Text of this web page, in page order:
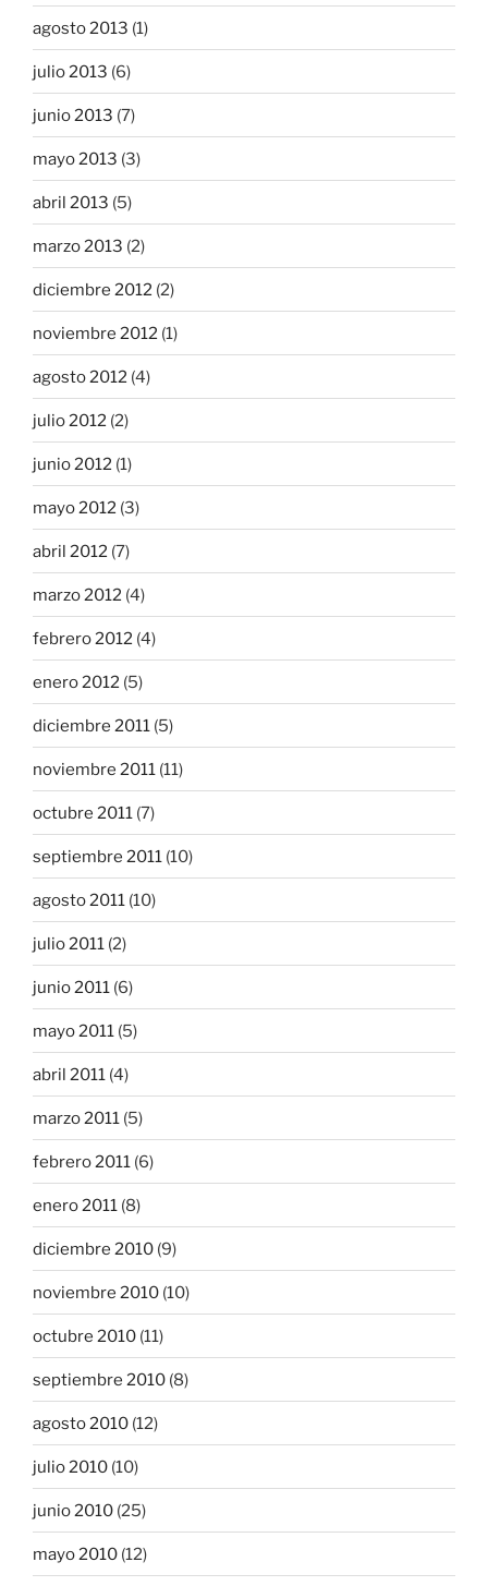
agosto 2013 (1)
julio 2013 (6)
junio 2013 (7)
mayo 2013 (3)
abril 2013 (5)
marzo 2013 (2)
diciembre 2012 (2)
noviembre 2012 (1)
agosto 2012 (4)
julio 2012 (2)
junio 2012 (1)
mayo 2012 (3)
abril 2012 (7)
marzo 2012 (4)
febrero 2012 (4)
enero 2012 (5)
diciembre 2011 (5)
noviembre 2011 (11)
octubre 2011 (7)
septiembre 2011 (10)
agosto 2011 (10)
julio 2011 (2)
junio 2011 (6)
mayo 2011 (5)
abril 2011 (4)
marzo 2011 (5)
febrero 2011 (6)
enero 2011 (8)
diciembre 2010 (9)
noviembre 2010 (10)
octubre 2010 (11)
septiembre 2010 (8)
agosto 2010 (12)
julio 2010 (10)
junio 2010 (25)
mayo 2010 (12)